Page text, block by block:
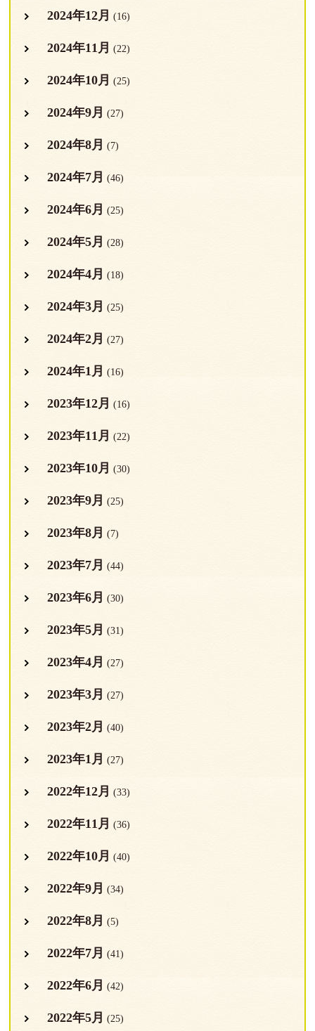
2024年12月 (16)
2024年11月 (22)
2024年10月 (25)
2024年9月 (27)
2024年8月 (7)
2024年7月 (46)
2024年6月 (25)
2024年5月 (28)
2024年4月 (18)
2024年3月 (25)
2024年2月 (27)
2024年1月 (16)
2023年12月 (16)
2023年11月 (22)
2023年10月 (30)
2023年9月 (25)
2023年8月 (7)
2023年7月 (44)
2023年6月 (30)
2023年5月 (31)
2023年4月 (27)
2023年3月 (27)
2023年2月 (40)
2023年1月 (27)
2022年12月 (33)
2022年11月 (36)
2022年10月 (40)
2022年9月 (34)
2022年8月 (5)
2022年7月 (41)
2022年6月 (42)
2022年5月 (25)